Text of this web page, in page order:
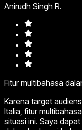
Anirudh Singh R.
Fitur multibahasa
Karena target
Italia, fitur
situasi ini. Saya